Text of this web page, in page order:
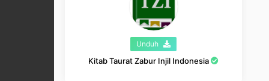
Unduh
Kitab Taurat Zabur Injil Indonesia